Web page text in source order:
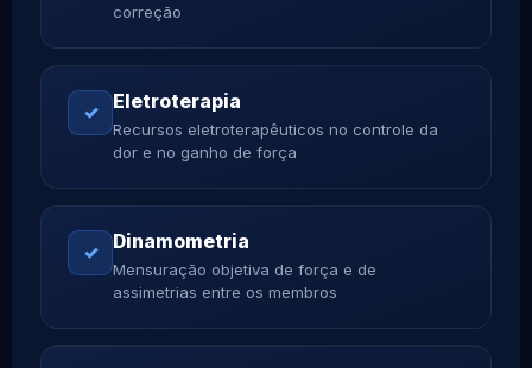
correção
✓ Eletroterapia
Recursos eletroterapêuticos no controle da
dor e no ganho de força
✓ Dinamometria
Mensuração objetiva de força e de
assimetrias entre os membros